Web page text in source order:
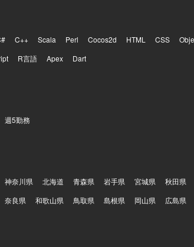
C++ Scala Perl Cocos2d HTML CSS
R言語 Apex Dart
週5勤務
神奈川県 北海道 青森県 岩手県 宮城県 秋田県
奈良県 和歌山県 鳥取県 島根県 岡山県 広島県